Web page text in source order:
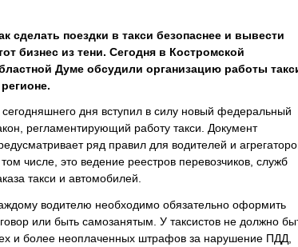
сделать поездки в такси безопаснее и вывести
бизнес из тени. Сегодня в Костромской
Думе обсудили организацию работы
дня вступил в силу новый федеральный
регламентирующий работу такси. Документ
ряд правил для водителей и
числе, это ведение реестров перевозчиков, служб
такси и автомобилей.
водителю необходимо обязательно оформить
или быть самозанятым. У таксистов не должно
и более неоплаченных штрафов за нарушение ПДД,